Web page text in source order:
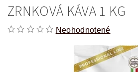
ZRNKOVÁ KÁVA 1 KG
Neohodnotené